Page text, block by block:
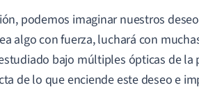
podemos imaginar nuestros
algo con fuerza, luchará con
bajo múltiples ópticas de la
de lo que enciende este deseo e